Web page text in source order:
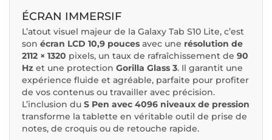
ÉCRAN IMMERSIF
L’atout visuel majeur de la Galaxy Tab S10 Lite, c’est
son écran LCD 10,9 pouces avec une résolution de
2112 × 1320 pixels, un taux de rafraîchissement de 90
Hz et une protection Gorilla Glass 3. Il garantit une
expérience fluide et agréable, parfaite pour profiter
de vos contenus ou travailler avec précision.
L’inclusion du S Pen avec 4096 niveaux de pression
transforme la tablette en véritable outil de prise de
notes, de croquis ou de retouche rapide.